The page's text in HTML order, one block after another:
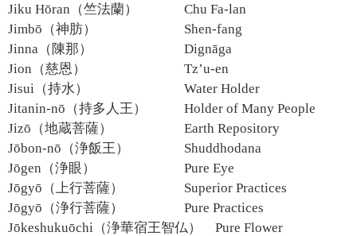
Jiku Hōran（竺法蘭）
Chu Fa-lan
Jimbō（神肪）
Shen-fang
Jinna（陳那）
Dignāga
Jion（慈恩）
Tz’u-en
Jisui（持水）
Water Holder
Jitanin-nō（持多人王）
Holder of Many People
Jizō（地蔵菩薩）
Earth Repository
Jōbon-nō（浄飯王）
Shuddhodana
Jōgen（浄眼）
Pure Eye
Jōgyō（上行菩薩）
Superior Practices
Jōgyō（浄行菩薩）
Pure Practices
Jōkeshukuōchi（浄華宿王智仏）
Pure Flower